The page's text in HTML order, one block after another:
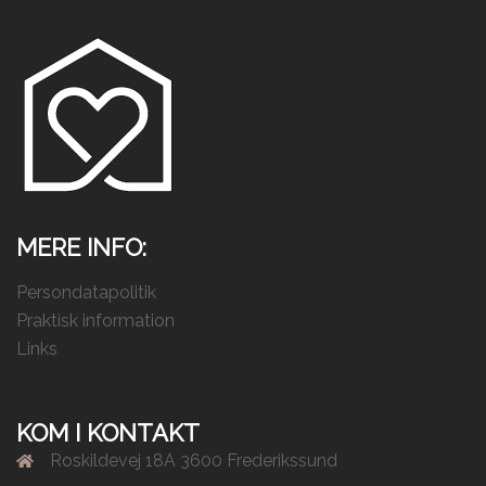
glæde og ro hos mig.
Jeg ved slet ikke, hvordan jeg, skal takke
Julie nok, for den kæmpestore forskel, hun
har gjort for mit liv.
Hun skal have min største og varmeste
anbefaling🩷
MERE INFO:
Persondatapolitik
Praktisk information
Links
KOM I KONTAKT
Roskildevej 18A 3600 Frederikssund